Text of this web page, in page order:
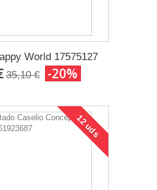
World 17575127
35,10 € -20%
12 uds